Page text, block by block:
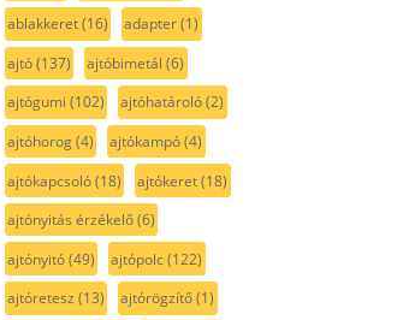
ablakkeret(16) adapter(1)
ajtó(137) ajtóbimetál (6)
ajtógumi (102) ajtóhatároló(2)
ajtóhorog(4) ajtókampó(4)
ajtókapcsoló(18) ajtókeret(18)
ajtónyitás érzékelő(6)
ajtónyitó(49) ajtópolc(122)
ajtóretesz (13) ajtórögzítő(1)